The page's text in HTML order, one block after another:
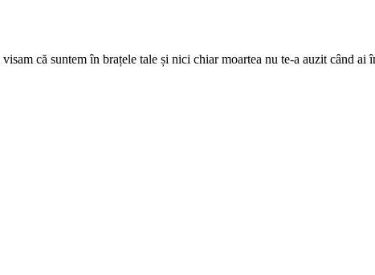
că suntem în brațele tale și nici chiar moartea nu te-a auzit când ai